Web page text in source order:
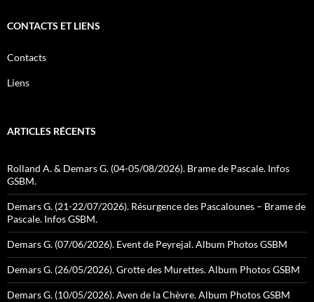
CONTACTS ET LIENS
Contacts
Liens
ARTICLES RÉCENTS
Rolland A. & Demars G. (04-05/08/2026). Brame de Pascale. Infos
GSBM.
Demars G. (21-22/07/2026). Résurgence des Pascalounes – Brame de
Pascale. Infos GSBM.
Demars G. (07/06/2026). Event de Peyrejal. Album Photos GSBM
Demars G. (26/05/2026). Grotte des Murettes. Album Photos GSBM
Demars G. (10/05/2026). Aven de la Chèvre. Album Photos GSBM